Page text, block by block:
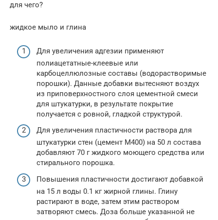
для чего?
жидкое мыло и глина
Для увеличения адгезии применяют
полиацетатные-клеевые или
карбоцеллюлозные составы (водорастворимые
порошки). Данные добавки вытесняют воздух
из приповерхностного слоя цементной смеси
для штукатурки, в результате покрытие
получается с ровной, гладкой структурой.
Для увеличения пластичности раствора для
штукатурки стен (цемент М400) на 50 л состава
добавляют 70 г жидкого моющего средства или
стирального порошка.
Повышения пластичности достигают добавкой
на 15 л воды 0.1 кг жирной глины. Глину
растирают в воде, затем этим раствором
затворяют смесь. Доза больше указанной не